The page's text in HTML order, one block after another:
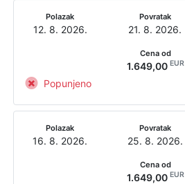
Polazak
12. 8. 2026.
Povratak
21. 8. 2026.
Popunjeno
Cena od
1.649,00 EUR
Polazak
16. 8. 2026.
Povratak
25. 8. 2026.
Cena od
1.649,00 EUR